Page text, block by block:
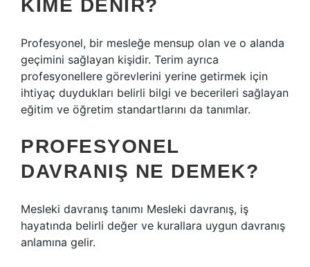
KIME DENIR?
Profesyonel, bir mesleğe mensup olan ve o alanda
geçimini sağlayan kişidir. Terim ayrıca
profesyonellere görevlerini yerine getirmek için
ihtiyaç duydukları belirli bilgi ve becerileri sağlayan
eğitim ve öğretim standartlarını da tanımlar.
PROFESYONEL
DAVRANIŞ NE DEMEK?
Mesleki davranış tanımı Mesleki davranış, iş
hayatında belirli değer ve kurallara uygun davranış
anlamına gelir.